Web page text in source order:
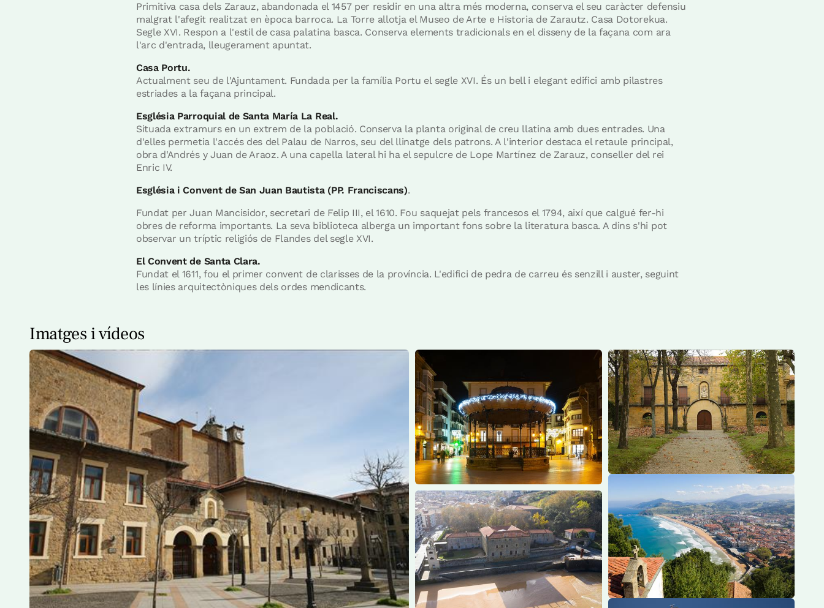
Primitiva casa dels Zarauz, abandonada el 1457 per residir en una altra més moderna, conserva el seu caràcter defensiu
malgrat l'afegit realitzat en època barroca. La Torre allotja el Museo de Arte e Historia de Zarautz. Casa Dotorekua.
Segle XVI. Respon a l'estil de casa palatina basca. Conserva elements tradicionals en el disseny de la façana com ara
l'arc d'entrada, lleugerament apuntat.
Casa Portu.
Actualment seu de l'Ajuntament. Fundada per la família Portu el segle XVI. És un bell i elegant edifici amb pilastres
estriades a la façana principal.
Església Parroquial de Santa María La Real.
Situada extramurs en un extrem de la població. Conserva la planta original de creu llatina amb dues entrades. Una
d'elles permetia l'accés des del Palau de Narros, seu del llinatge dels patrons. A l'interior destaca el retaule principal,
obra d'Andrés y Juan de Araoz. A una capella lateral hi ha el sepulcre de Lope Martínez de Zarauz, conseller del rei
Enric IV.
Església i Convent de San Juan Bautista (PP. Franciscans).
Fundat per Juan Mancisidor, secretari de Felip III, el 1610. Fou saquejat pels francesos el 1794, així que calgué fer-hi
obres de reforma importants. La seva biblioteca alberga un important fons sobre la literatura basca. A dins s'hi pot
observar un tríptic religiós de Flandes del segle XVI.
El Convent de Santa Clara.
Fundat el 1611, fou el primer convent de clarisses de la província. L'edifici de pedra de carreu és senzill i auster, seguint
les línies arquitectòniques dels ordes mendicants.
Imatges i vídeos